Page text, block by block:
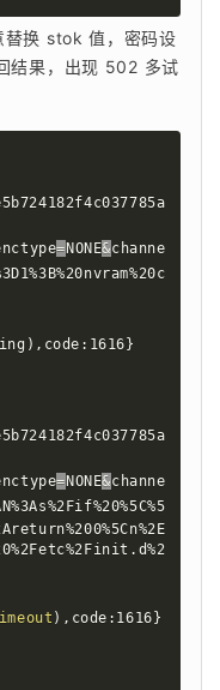
替换 stok 值，密码设
结果，出现 502 多试
=NONE&channe
) ,code:1616}
=NONE&channe
) ,code:1616}